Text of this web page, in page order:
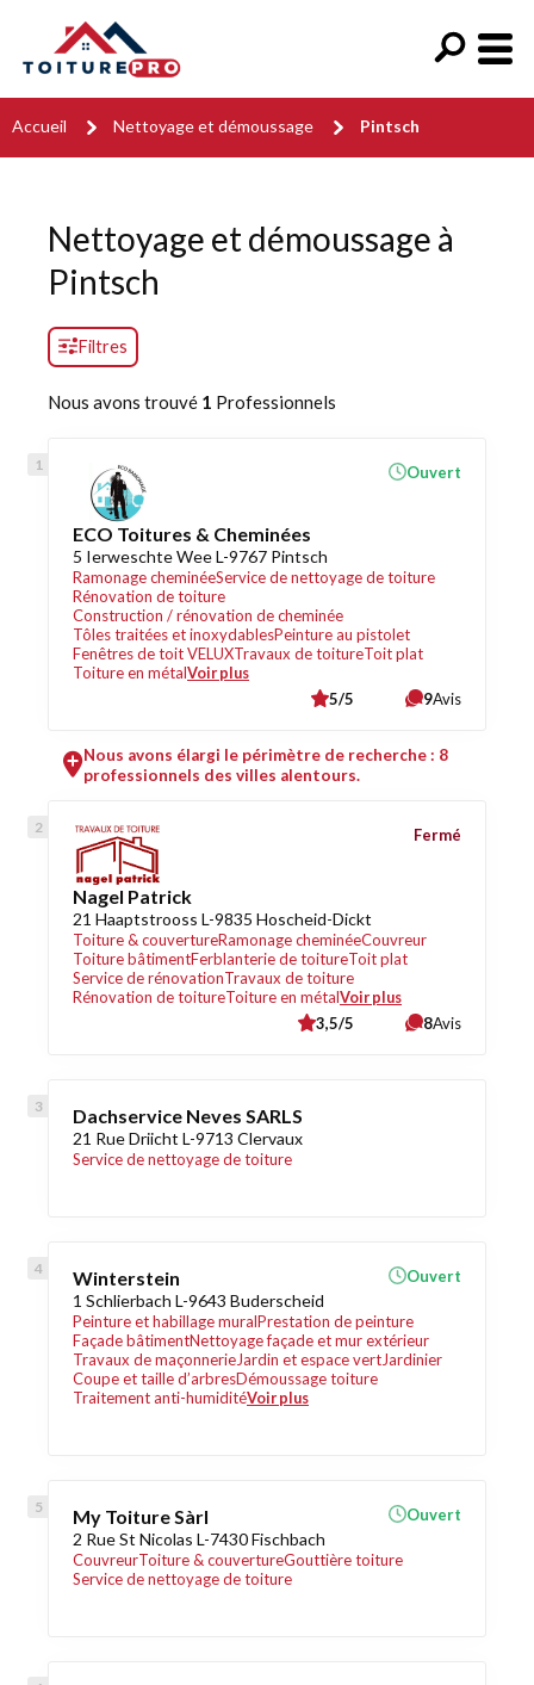
Accueil Nettoyage et démoussage Pintsch
Nettoyage et démoussage à
Pintsch
Filtres
Nous avons trouvé 1 Professionnels
ECO Toitures & Cheminées
5 Ierweschte Wee L-9767 Pintsch
Ramonage cheminéeService de nettoyage de toiture
Rénovation de toiture
Construction / rénovation de cheminée
Tôles traitées et inoxydablesPeinture au pistolet
Fenêtres de toit VELUXTravaux de toitureToit plat
Toiture en métalVoir plus
Ouvert
5/5 9Avis
Nous avons élargi le périmètre de recherche : 8
professionnels des villes alentours.
Nagel Patrick
21 Haaptstrooss L-9835 Hoscheid-Dickt
Toiture & couvertureRamonage cheminéeCouvreur
Toiture bâtimentFerblanterie de toitureToit plat
Service de rénovationTravaux de toiture
Rénovation de toitureToiture en métalVoir plus
Fermé
3,5/5 8Avis
Dachservice Neves SARLS
21 Rue Driicht L-9713 Clervaux
Service de nettoyage de toiture
Winterstein
1 Schlierbach L-9643 Buderscheid
Peinture et habillage muralPrestation de peinture
Façade bâtimentNettoyage façade et mur extérieur
Travaux de maçonnerieJardin et espace vertJardinier
Coupe et taille d’arbresDémoussage toiture
Traitement anti-humiditéVoir plus
Ouvert
My Toiture Sàrl
2 Rue St Nicolas L-7430 Fischbach
CouvreurToiture & couvertureGouttière toiture
Service de nettoyage de toiture
Ouvert